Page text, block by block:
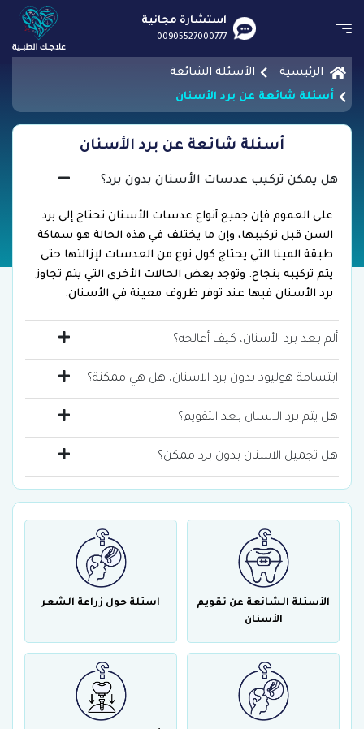
استشارة مجانية
00905527000777
الرئيسية
الأسئلة الشائعة
أسئلة شائعة عن برد الأسنان
أسئلة شائعة عن برد الأسنان
هل يمكن تركيب عدسات الأسنان بدون برد؟
على العموم فإن جميع أنواع عدسات الأسنان تحتاج إلى برد
السن قبل تركيبها، وإن ما يختلف في هذه الحالة هو سماكة
طبقة المينا التي يحتاج كول نوع من العدسات لإزالتها حتى
يتم تركيبه بنجاح. وتوجد بعض الحالات الأخرى التي يتم تجاوز
برد الأسنان فيها عند توفر ظروف معينة في الأسنان.
ألم بعد برد الأسنان، كيف أعالجه؟
ابتسامة هوليود بدون برد الاسنان، هل هي ممكنة؟
هل يتم برد الاسنان بعد التقويم؟
هل تجميل الاسنان بدون برد ممكن؟
الأسئلة الشائعة عن تقويم
الأسنان
اسئلة حول زراعة الشعر